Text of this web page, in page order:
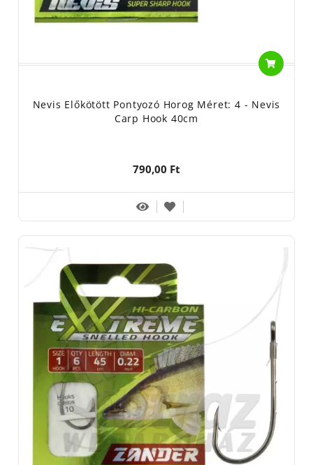
Nevis Előkötött Pontyozó Horog Méret: 4 - Nevis
Carp Hook 40cm
790,00 Ft